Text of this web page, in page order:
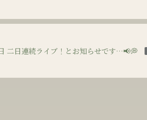
二日連続ライブ！とお知らせです…📢💭